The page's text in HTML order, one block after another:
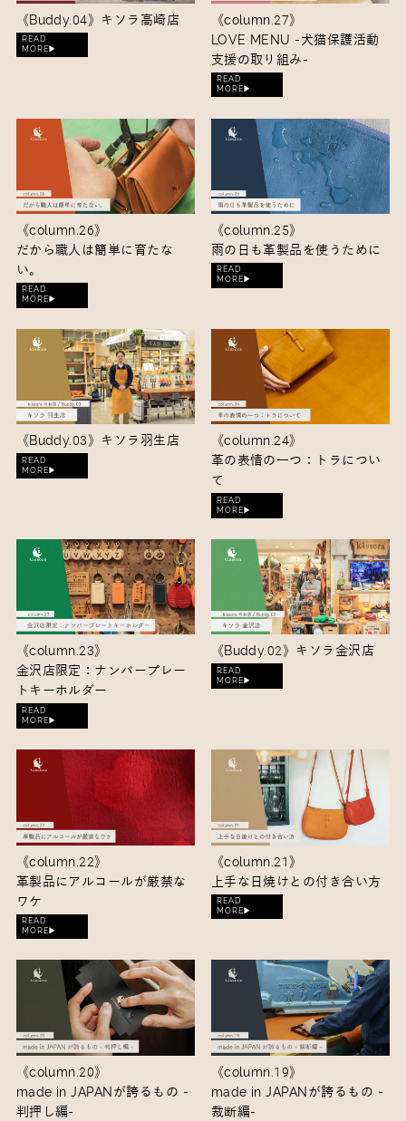
《Buddy.04》 キソラ高崎店
READ
MORE▶︎
《column.27》
LOVE MENU -犬猫保護活動
支援の取り組み-
READ
MORE▶︎
《column.26》
だから職人は簡単に育たな
い。
READ
MORE▶︎
《column.25》
雨の日も革製品を使うために
READ
MORE▶︎
《Buddy.03》 キソラ羽生店
READ
MORE▶︎
《column.24》
革の表情の一つ：トラについ
て
READ
MORE▶︎
《column.23》
金沢店限定：ナンバープレー
トキーホルダー
READ
MORE▶︎
《Buddy.02》 キソラ金沢店
READ
MORE▶︎
《column.22》
革製品にアルコールが厳禁な
ワケ
READ
MORE▶︎
《column.21》
上手な日焼けとの付き合い方
READ
MORE▶︎
《column.20》
made in JAPANが誇るもの -
判押し編-
《column.19》
made in JAPANが誇るもの -
裁断編-